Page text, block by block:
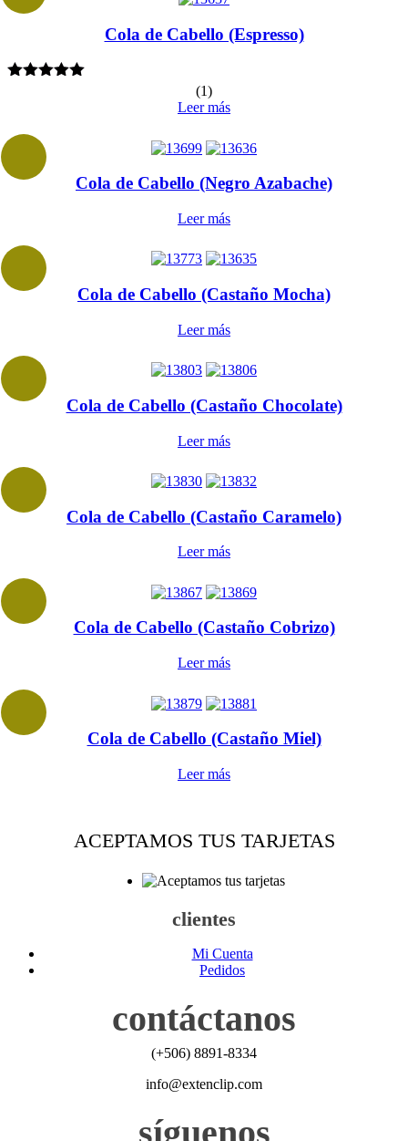
high
Cola de Cabello (Espresso)
(1)
Leer más
Cola de Cabello (Negro Azabache)
Leer más
Cola de Cabello (Castaño Mocha)
Leer más
Cola de Cabello (Castaño Chocolate)
Leer más
Cola de Cabello (Castaño Caramelo)
Leer más
Cola de Cabello (Castaño Cobrizo)
Leer más
Cola de Cabello (Castaño Miel)
Leer más
ACEPTAMOS TUS TARJETAS
clientes
Mi Cuenta
Pedidos
contáctanos
(+506) 8891-8334
info@extenclip.com
síguenos